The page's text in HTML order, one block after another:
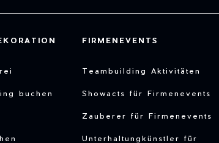
buchen
FIRMENEVENTS
Teambuilding Aktivitäten
Showacts für Firmenevents
Zauberer für Firmenevents
Unterhaltungkünstler für